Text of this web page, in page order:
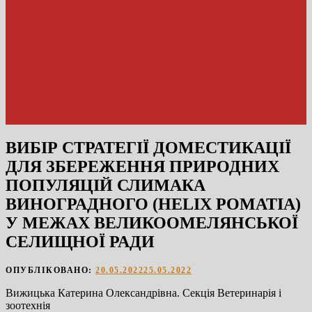
ВИБІР СТРАТЕГІЇ ДОМЕСТИКАЦІЇ
ДЛЯ ЗБЕРЕЖЕННЯ ПРИРОДНИХ
ПОПУЛЯЦІЙ СЛИМАКА
ВИНОГРАДНОГО (HELIX POMATIA)
У МЕЖАХ ВЕЛИКООМЕЛЯНСЬКОЇ
СЕЛИЩНОЇ РАДИ
ОПУБЛІКОВАНО: 20.05.202225.05.2022
Вижицька Катерина Олександрівна. Секція Ветеринарія і
зоотехнія